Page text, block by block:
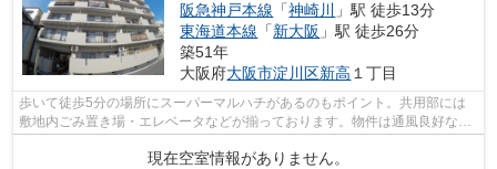
阪急神戸本線 「神崎川
」駅 徒歩13分
東海道本線 「新大阪 」駅 徒歩26分
築51年
大阪府大阪市淀川区新高 １丁目
歩いて徒歩5分の場所にスーパーマルハチがあるのもポイント。共用部には
敷地内ごみ置き場・エレベータなどが揃っております。物件は通風良好な空
現在空室情報がありません。